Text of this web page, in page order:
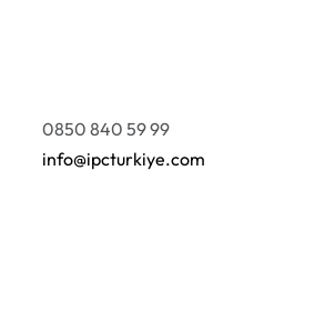
0850 840 59 99
info@ipcturkiye.com